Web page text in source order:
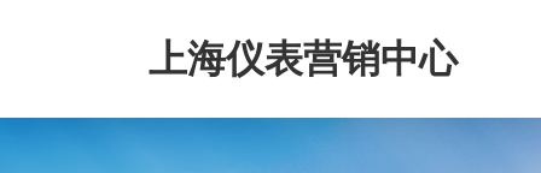
上海仪表营销中心